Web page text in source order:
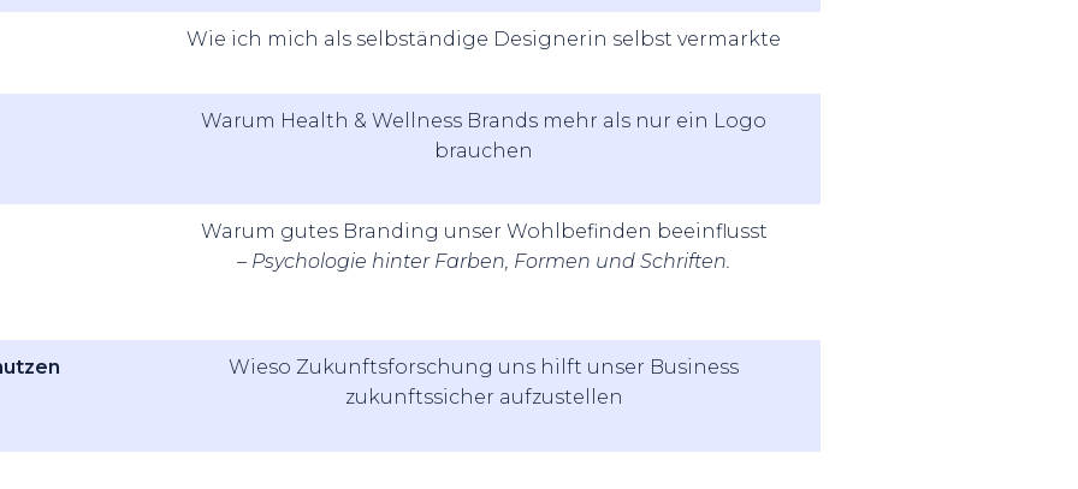
Wie ich mich als selbständige Designerin selbst vermarkte
Warum Health & Wellness Brands mehr als nur ein Logo
brauchen
Warum gutes Branding unser Wohlbefinden beeinflusst
– Psychologie hinter Farben, Formen und Schriften.
Wieso Zukunftsforschung uns hilft unser Business
zukunftssicher aufzustellen